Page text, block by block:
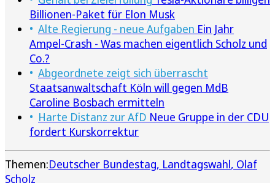
Billionen-Paket für Elon Musk
Alte Regierung - neue Aufgaben Ein Jahr
Ampel-Crash - Was machen eigentlich Scholz und
Co.?
Abgeordnete zeigt sich überrascht
Staatsanwaltschaft Köln will gegen MdB
Caroline Bosbach ermitteln
Harte Distanz zur AfD Neue Gruppe in der CDU
fordert Kurskorrektur
Themen:Deutscher Bundestag Landtagswahl Olaf
Scholz